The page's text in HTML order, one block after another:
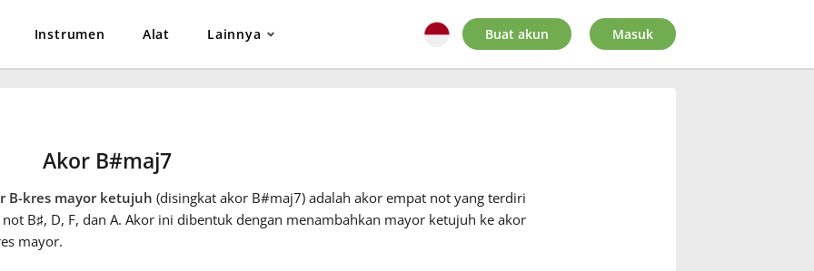
Instrumen Alat Lainnya Buat akun Masuk
Akor B#maj7
B-kres mayor ketujuh (disingkat akor B#maj7) adalah akor empat not yang terdiri
B♯, D, F, dan A. Akor ini dibentuk dengan menambahkan mayor ketujuh ke akor
mayor.